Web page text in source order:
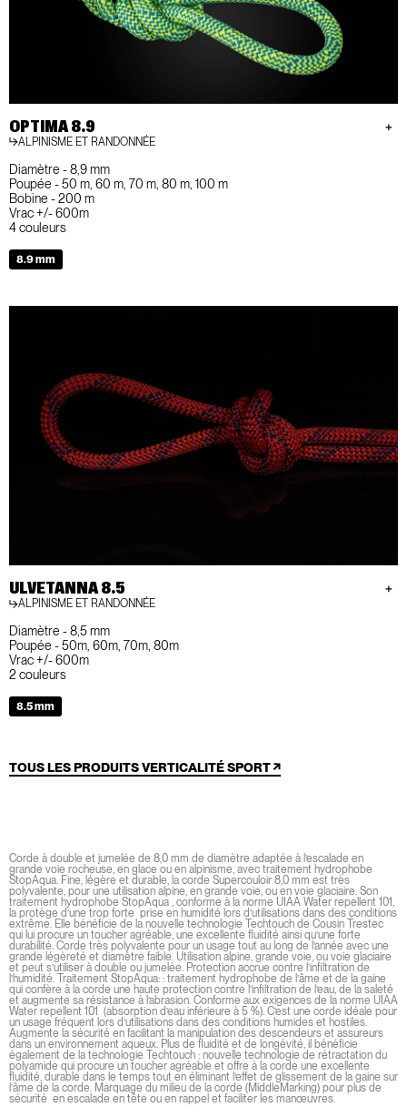
OPTIMA 8.9
ALPINISME ET RANDONNÉE
Diamètre - 8,9 mm
Poupée - 50 m, 60 m, 70 m, 80 m, 100 m
Bobine - 200 m
Vrac +/- 600m
4 couleurs
8.9 mm
ULVETANNA 8.5
ALPINISME ET RANDONNÉE
Diamètre - 8,5 mm
Poupée - 50m, 60m, 70m, 80m
Vrac +/- 600m
2 couleurs
8.5 mm
TOUS LES PRODUITS VERTICALITÉ SPORT
Corde à double et jumelée de 8,0 mm de diamètre adaptée à l’escalade en
grande voie rocheuse, en glace ou en alpinisme, avec traitement hydrophobe
StopAqua. Fine, légère et durable, la corde Supercouloir 8,0 mm est très
polyvalente, pour une utilisation alpine, en grande voie, ou en voie glaciaire. Son
traitement hydrophobe StopAqua , conforme à la norme UIAA Water repellent 101,
la protège d’une trop forte prise en humidité lors d’utilisations dans des conditions
extrême. Elle bénéficie de la nouvelle technologie Techtouch de Cousin Trestec
qui lui procure un toucher agréable, une excellente fluidité ainsi qu’une forte
durabilité. Corde très polyvalente pour un usage tout au long de l’année avec une
grande légèreté et diamètre faible. Utilisation alpine, grande voie, ou voie glaciaire
et peut s’utiliser à double ou jumelée. Protection accrue contre l’infiltration de
l’humidité. Traitement StopAqua: : traitement hydrophobe de l’âme et de la gaine
qui confère à la corde une haute protection contre l’infiltration de l’eau, de la saleté
et augmente sa résistance à l’abrasion. Conforme aux exigences de la norme UIAA
Water repellent 101 (absorption d’eau inférieure à 5 %). C’est une corde idéale pour
un usage fréquent lors d’utilisations dans des conditions humides et hostiles.
Augmente la sécurité en facilitant la manipulation des descendeurs et assureurs
dans un environnement aqueux. Plus de fluidité et de longévité, il bénéficie
également de la technologie Techtouch : nouvelle technologie de rétractation du
polyamide qui procure un toucher agréable et offre à la corde une excellente
fluidité, durable dans le temps tout en éliminant l’effet de glissement de la gaine sur
l’âme de la corde. Marquage du milieu de la corde (MiddleMarking) pour plus de
sécurité en escalade en tête ou en rappel et faciliter les manœuvres.